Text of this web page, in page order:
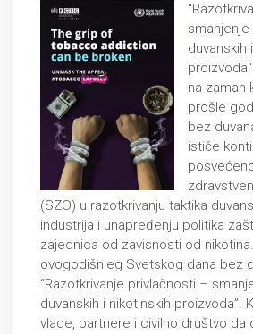
duvanskih
na zamah
prošle
bez
ističe
(SZO) u razotkrivanju taktika
industrija i unapređenju politika
zajednica od zavisnosti od
ovogodišnjeg Svetskog dana bez
“Razotkrivanje privlačnosti –
duvanskih i nikotinskih proizvoda”.
vlade, partnere i civilno društvo da